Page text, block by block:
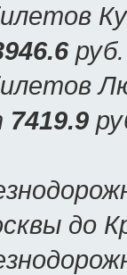
руб.
7419.9
до